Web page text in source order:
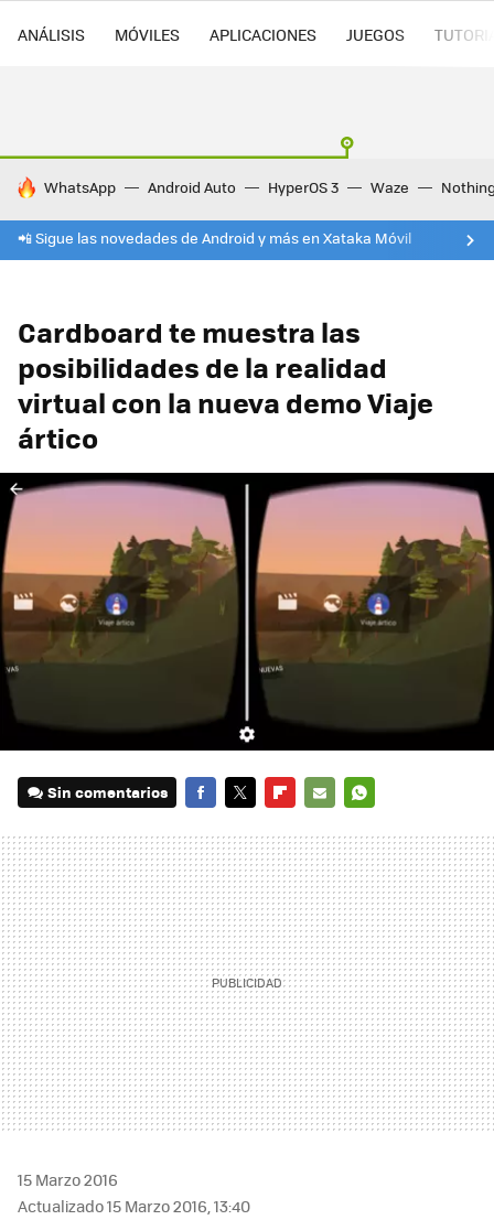
ANÁLISIS MÓVILES APLICACIONES JUEGOS
HOY SE HABLA DE
WhatsApp Android Auto HyperOS 3 Waze
📲 Sigue las novedades de Android y más en Xataka Móvil
Cardboard te muestra las
posibilidades de la realidad
virtual con la nueva demo Viaje
ártico
Sin comentarios
MAIL
15 Marzo 2016
Actualizado 15 Marzo 2016, 13:40